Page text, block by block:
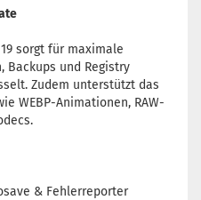
sorgt für maximale
Backups und Registry
Zudem unterstützt das
WEBP-Animationen, RAW-
& Fehlerreporter